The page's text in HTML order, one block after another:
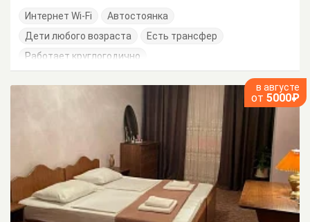
Интернет Wi-Fi
Автостоянка
Дети любого возраста
Есть трансфер
Работает круглогодично
в августе
от 5000₽